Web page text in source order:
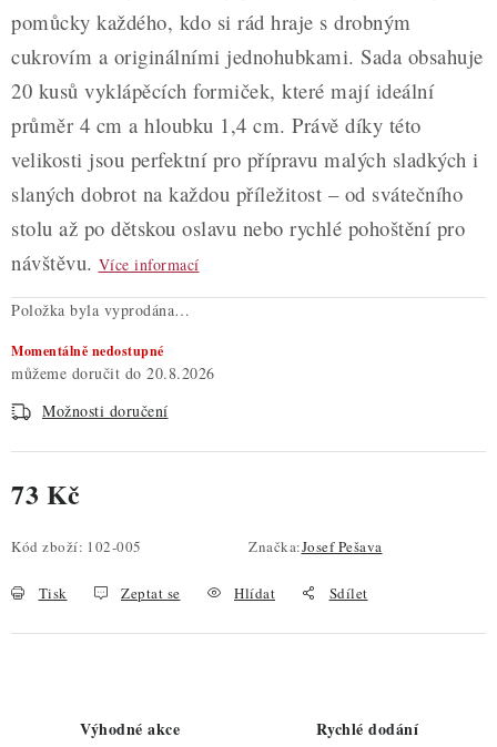
pomůcky každého, kdo si rád hraje s drobným
cukrovím a originálními jednohubkami. Sada obsahuje
20 kusů vyklápěcích formiček, které mají ideální
průměr 4 cm a hloubku 1,4 cm. Právě díky této
velikosti jsou perfektní pro přípravu malých sladkých i
slaných dobrot na každou příležitost – od svátečního
stolu až po dětskou oslavu nebo rychlé pohoštění pro
návštěvu. Více informací
Položka byla vyprodána…
Momentálně nedostupné
20.8.2026
Možnosti doručení
73 Kč
Kód zboží: 102-005 Značka:Josef Pešava
Tisk Zeptat se Hlídat Sdílet
Výhodné akce Rychlé dodání